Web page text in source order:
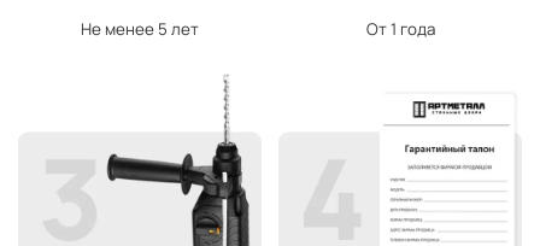
Не менее 5 лет От 1 года